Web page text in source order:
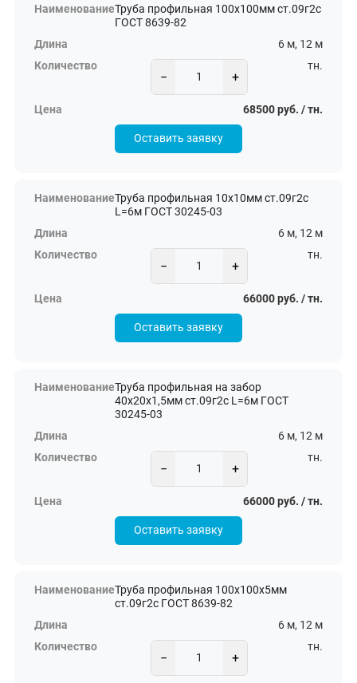
Труба профильная 100х100мм ст.09г2с
ГОСТ 8639-82
6 м, 12 м
− +
тн.
68500 руб. / тн.
Оставить заявку
Труба профильная 10х10мм ст.09г2с
L=6м ГОСТ 30245-03
6 м, 12 м
− +
тн.
66000 руб. / тн.
Оставить заявку
Труба профильная на забор
40х20х1,5мм ст.09г2с L=6м ГОСТ
30245-03
6 м, 12 м
− +
тн.
66000 руб. / тн.
Оставить заявку
Труба профильная 100х100х5мм
ст.09г2с ГОСТ 8639-82
6 м, 12 м
− +
тн.